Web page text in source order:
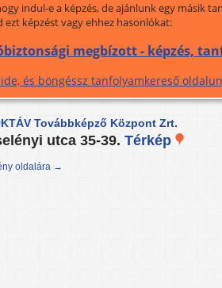
indul-e a képzés, de ajánlunk egy másik
ezt képzést vagy ehhez hasonlókat:
megbízott - képzés,
és böngéssz tanfolyamkereső
Továbbképző Központ Zrt.
utca 35-39. Térkép
oldalára →